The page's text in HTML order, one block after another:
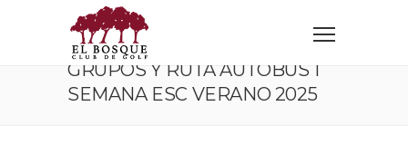
Home
Grupos y Ruta autobús 1 Semana ESC VERANO 2025
GRUPOS Y RUTA AUTOBÚS 1
SEMANA ESC VERANO 2025